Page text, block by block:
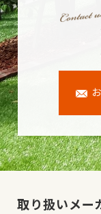
取り扱いメー